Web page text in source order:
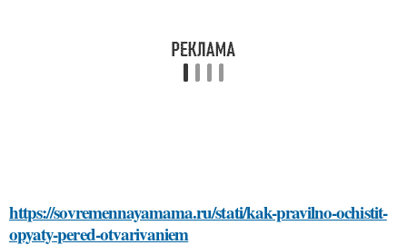
https://sovremennayamama.ru/stati/kak-pravilno-ochistit-
opyaty-pered-otvarivaniem